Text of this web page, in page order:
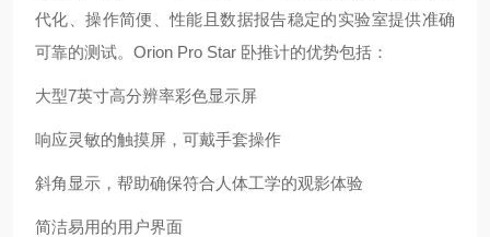
代化、操作简便、性能且数据报告稳定的实验室提供准确
可靠的测试。Orion Pro Star 卧推计的优势包括：
大型7英寸高分辨率彩色显示屏
响应灵敏的触摸屏，可戴手套操作
斜角显示，帮助确保符合人体工学的观影体验
简洁易用的用户界面